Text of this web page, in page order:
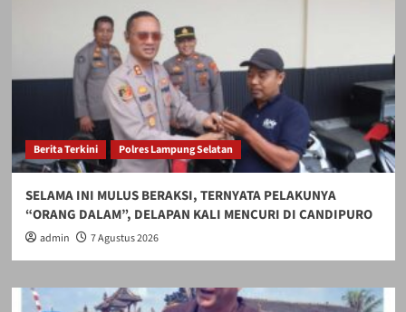
Berita Terkini Polres Lampung Selatan
SELAMA INI MULUS BERAKSI, TERNYATA PELAKUNYA
“ORANG DALAM”, DELAPAN KALI MENCURI DI CANDIPURO
admin 7 Agustus 2026